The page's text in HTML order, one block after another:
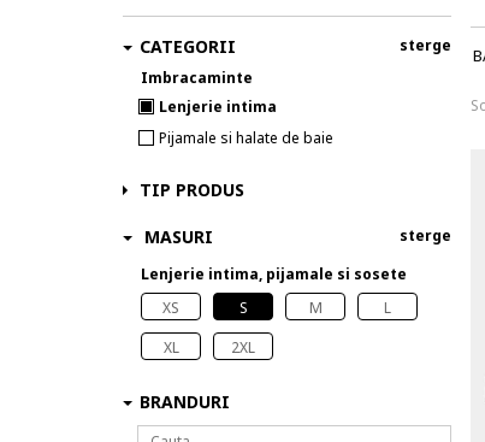
CATEGORII
Imbracaminte
Lenjerie intima
Pijamale si halate de baie
sterge
TIP PRODUS
MASURI
Lenjerie intima, pijamale si sosete
XS
S M
L
XL
2XL
sterge
BRANDURI